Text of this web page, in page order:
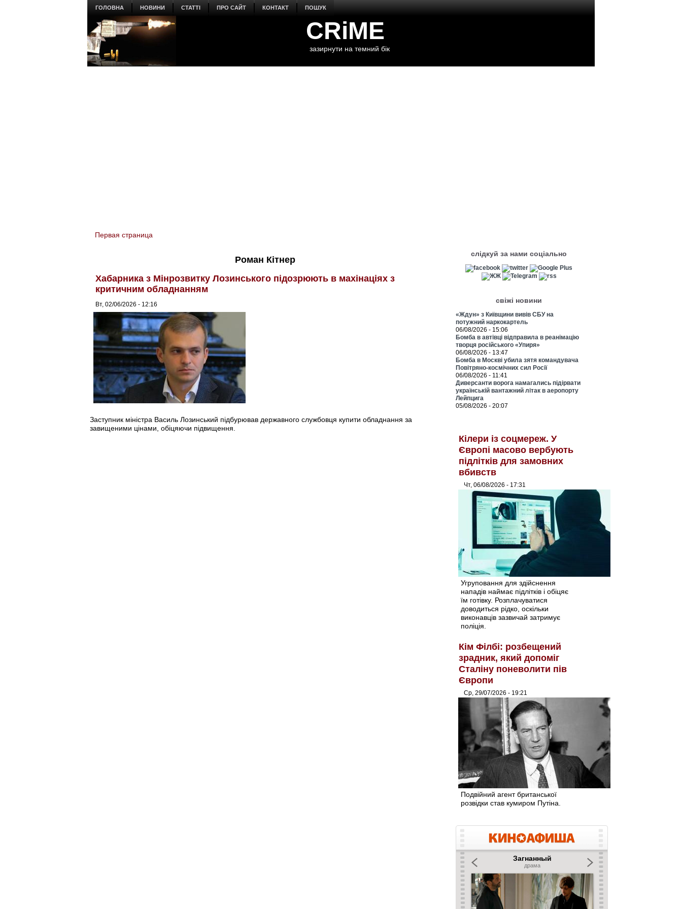
ГОЛОВНА НОВИНИ СТАТТІ ПРО САЙТ КОНТАКТ ПОШУК
CRiME
зазирнути на темний бік
You are here
Первая страница
Роман Кітнер
Хабарника з Мінрозвитку Лозинського підозрюють в махінаціях з
критичним обладнанням
Вт, 02/06/2026 - 12:16
Заступник міністра Василь Лозинський підбурював державного службовця купити обладнання за
завищеними цінами, обіцяючи підвищення.
слідкуй за нами соціально
свіжі новини
«Ждун» з Київщини вивів СБУ на
потужний наркокартель
06/08/2026 - 15:06
Бомба в автівці відправила в реанімацію
творця російського «Упиря»
06/08/2026 - 13:47
Бомба в Москві убила зятя командувача
Повітряно-космічних сил Росії
06/08/2026 - 11:41
Диверсанти ворога намагались підірвати
українській вантажний літак в аеропорту
Лейпцига
05/08/2026 - 20:07
Кілери із соцмереж. У
Європі масово вербують
підлітків для замовних
вбивств
Чт, 06/08/2026 - 17:31
Угруповання для здійснення
нападів наймає підлітків і обіцяє
їм готівку. Розплачуватися
доводиться рідко, оскільки
виконавців зазвичай затримує
поліція.
Кім Філбі: розбещений
зрадник, який допоміг
Сталіну поневолити пів
Європи
Ср, 29/07/2026 - 19:21
Подвійний агент британської
розвідки став кумиром Путіна.